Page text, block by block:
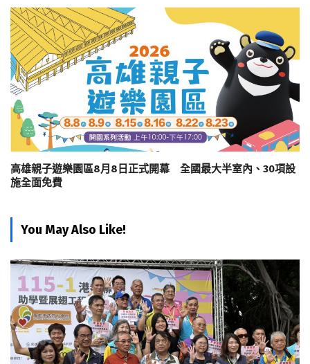
高雄親子遊樂園區8月8日正式開幕 全國最大半室內、30項設
施全面免費
You May Also Like!